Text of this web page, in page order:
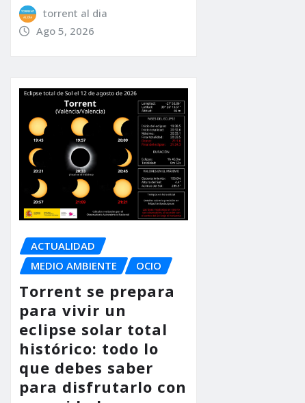
torrent al dia
Ago 5, 2026
ACTUALIDAD
MEDIO AMBIENTE
OCIO
Torrent se prepara
para vivir un
eclipse solar total
histórico: todo lo
que debes saber
para disfrutarlo con